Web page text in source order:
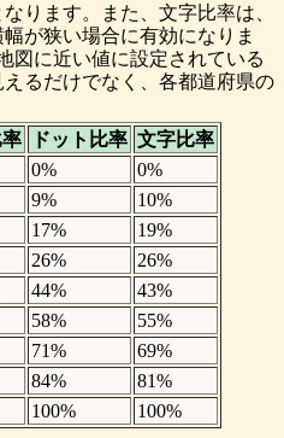
ります。また、文字比率は、
が狭い場合に有効になりま
図に近い値に設定されている
るだけでなく、各都道府県の
ドット比率 文字比率
0%
0%
9%
10%
17%
19%
26%
26%
44%
43%
58%
55%
71%
69%
84%
81%
100%
100%